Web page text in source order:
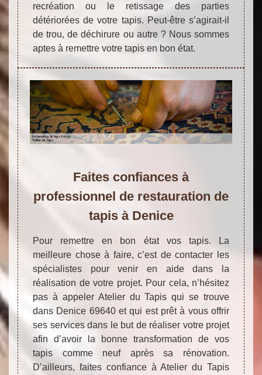
recréation ou le retissage des parties
détériorées de votre tapis. Peut-être s’agirait-il
de trou, de déchirure ou autre ? Nous sommes
aptes à remettre votre tapis en bon état.
Faites confiances à
professionnel de restauration de
tapis à Denice
Pour remettre en bon état vos tapis. La
meilleure chose à faire, c’est de contacter les
spécialistes pour venir en aide dans la
réalisation de votre projet. Pour cela, n’hésitez
pas à appeler Atelier du Tapis qui se trouve
dans Denice 69640 et qui est prêt à vous offrir
ses services dans le but de réaliser votre projet
afin d’avoir la bonne transformation de vos
tapis comme neuf après sa rénovation.
D’ailleurs, faites confiance à Atelier du Tapis